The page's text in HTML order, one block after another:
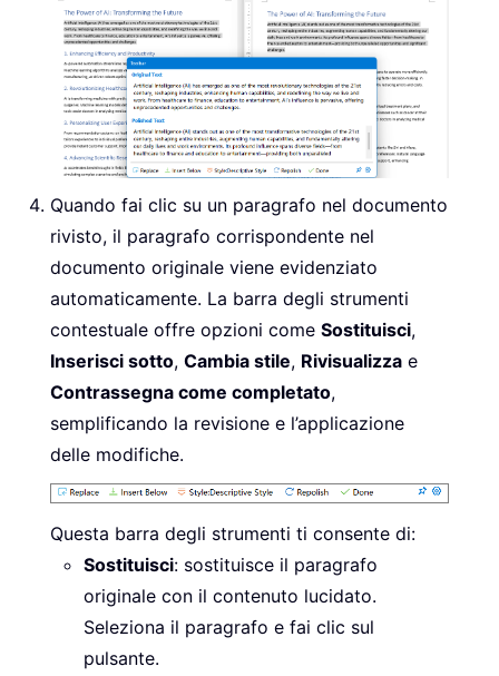
Quando fai clic su un paragrafo nel documento
rivisto, il paragrafo corrispondente nel
documento originale viene evidenziato
automaticamente. La barra degli strumenti
contestuale offre opzioni come Sostituisci,
Inserisci sotto, Cambia stile, Rivisualizza e
Contrassegna come completato,
semplificando la revisione e l’applicazione
delle modifiche.
Questa barra degli strumenti ti consente di:
Sostituisci: sostituisce il paragrafo
originale con il contenuto lucidato.
Seleziona il paragrafo e fai clic sul
pulsante.